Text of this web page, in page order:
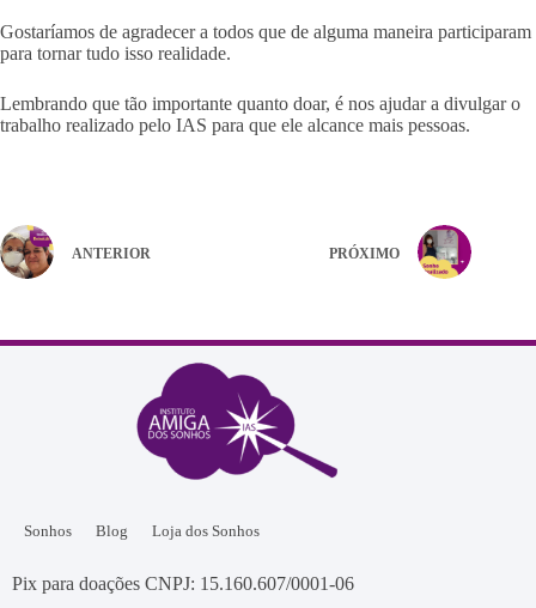
Gostaríamos de agradecer a todos que de alguma maneira participaram
para tornar tudo isso realidade.
Lembrando que tão importante quanto doar, é nos ajudar a divulgar o
trabalho realizado pelo IAS para que ele alcance mais pessoas.
ANTERIOR PRÓXIMO
Sonhos Blog Loja dos Sonhos
Pix para doações CNPJ: 15.160.607/0001-06